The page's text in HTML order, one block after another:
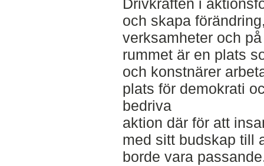
Drivkraften i
och skapa
verksamheter och
rummet är en plats
och konstnärer
plats för demokrati
bedriva
aktion där för att
med sitt budskap till
borde vara